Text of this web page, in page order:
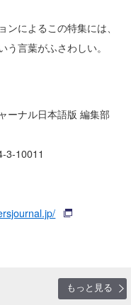
ンによるこの特集には、
う言葉がふさわしい。
ーナル日本語版 編集部
3-10011
もっと見る